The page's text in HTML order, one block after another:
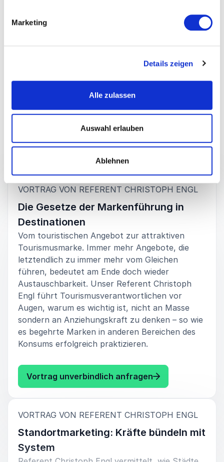
Marketing
Details zeigen
Alle zulassen
Auswahl erlauben
Ablehnen
5von
Christoph Engl hat uns erneut sehr eindrucksvoll
dargelegt, was ein Markenaufbau bedeutet und hat
Münsterland e.V.
Bewertet5.00/5 basierend auf2Kundenbewertungen
VORTRAG VON REFERENT CHRISTOPH ENGL
Die Gesetze der Markenführung in
Destinationen
Vom touristischen Angebot zur attraktiven
Tourismusmarke. Immer mehr Angebote, die
letztendlich zu immer mehr vom Gleichen
führen, bedeutet am Ende doch wieder
Austauschbarkeit. Unser Referent Christoph
Engl führt Tourismusverantwortlichen vor
Augen, warum es wichtig ist, nicht an Masse
sondern an Anziehungskraft zu denken – so wie
es begehrte Marken in anderen Bereichen des
Konsums erfolgreich praktizieren.
Vortrag unverbindlich anfragen: Christoph Engl
VORTRAG VON REFERENT CHRISTOPH ENGL
Standortmarketing: Kräfte bündeln mit
System